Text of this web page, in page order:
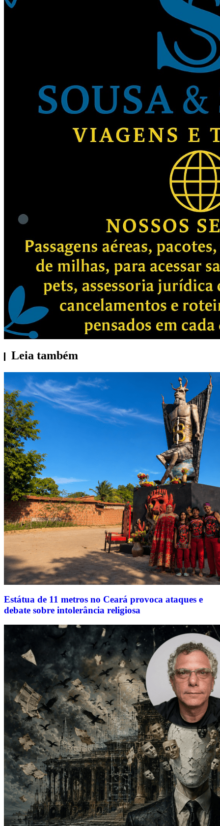
Leia também
Estátua de 11 metros no Ceará provoca ataques e
debate sobre intolerância religiosa